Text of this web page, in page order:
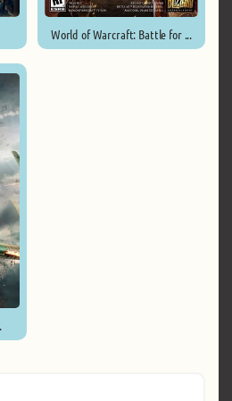
World of Warcraft: Battle for ...